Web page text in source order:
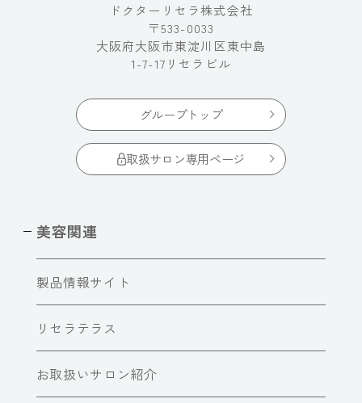
ドクターリセラ株式会社
〒533-0033
大阪府大阪市東淀川区東中島
1-7-17リセラビル
グループトップ
取扱サロン専用ページ
美容関連
製品情報サイト
リセラテラス
お取扱いサロン紹介